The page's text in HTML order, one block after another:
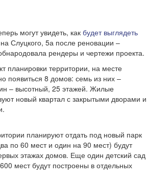
могут увидеть, как будет выглядеть
на Слуцкого, 5а после реновации –
рендеры и чертежи проекта.
планировки территории, на месте
появиться 8 домов: семь из них –
– высотный, 25 этажей. Жилые
новый квартал с закрытыми дворами и
планируют отдать под новый парк
по 60 мест и один на 90 мест) будут
этажах домов. Еще один детский сад
мест будут построены в отдельных